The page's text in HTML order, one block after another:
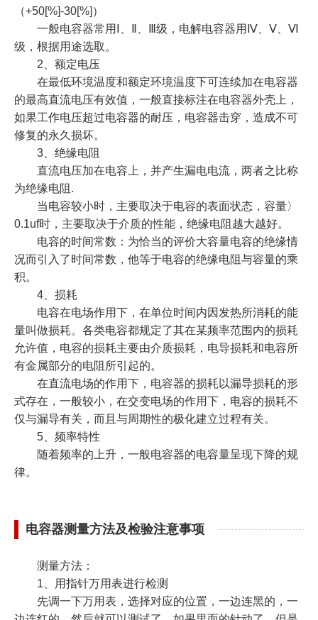
（+50[%]-30[%]）
一般电容器常用Ⅰ、Ⅱ、Ⅲ级，电解电容器用Ⅳ、Ⅴ、Ⅵ
级，根据用途选取。
2、额定电压
在最低环境温度和额定环境温度下可连续加在电容器
的最高直流电压有效值，一般直接标注在电容器外壳上，
如果工作电压超过电容器的耐压，电容器击穿，造成不可
修复的永久损坏。
3、绝缘电阻
直流电压加在电容上，并产生漏电电流，两者之比称
为绝缘电阻.
当电容较小时，主要取决于电容的表面状态，容量〉
0.1uf时，主要取决于介质的性能，绝缘电阻越大越好。
电容的时间常数：为恰当的评价大容量电容的绝缘情
况而引入了时间常数，他等于电容的绝缘电阻与容量的乘
积。
4、损耗
电容在电场作用下，在单位时间内因发热所消耗的能
量叫做损耗。各类电容都规定了其在某频率范围内的损耗
允许值，电容的损耗主要由介质损耗，电导损耗和电容所
有金属部分的电阻所引起的。
在直流电场的作用下，电容器的损耗以漏导损耗的形
式存在，一般较小，在交变电场的作用下，电容的损耗不
仅与漏导有关，而且与周期性的极化建立过程有关。
5、频率特性
随着频率的上升，一般电容器的电容量呈现下降的规
律。
电容器测量方法及检验注意事项
测量方法：
1、用指针万用表进行检测
先调一下万用表，选择对应的位置，一边连黑的，一